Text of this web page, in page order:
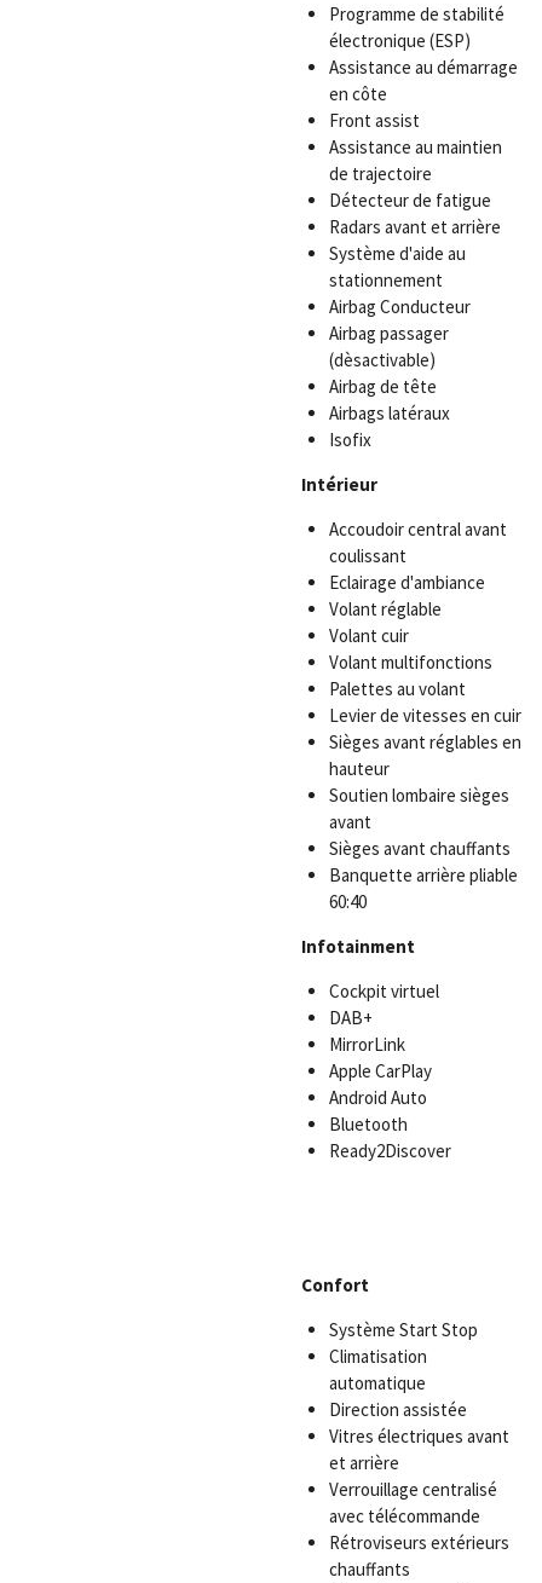
Programme de stabilité
électronique (ESP)
Assistance au démarrage
en côte
Front assist
Assistance au maintien
de trajectoire
Détecteur de fatigue
Radars avant et arrière
Système d'aide au
stationnement
Airbag Conducteur
Airbag passager
(dèsactivable)
Airbag de tête
Airbags latéraux
Isofix
Intérieur
Accoudoir central avant
coulissant
Eclairage d'ambiance
Volant réglable
Volant cuir
Volant multifonctions
Palettes au volant
Levier de vitesses en cuir
Sièges avant réglables en
hauteur
Soutien lombaire sièges
avant
Sièges avant chauffants
Banquette arrière pliable
60:40
Infotainment
Cockpit virtuel
DAB+
MirrorLink
Apple CarPlay
Android Auto
Bluetooth
Ready2Discover
Confort
Système Start Stop
Climatisation
automatique
Direction assistée
Vitres électriques avant
et arrière
Verrouillage centralisé
avec télécommande
Rétroviseurs extérieurs
chauffants